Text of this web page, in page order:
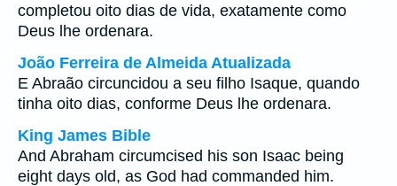
completou oito dias de vida, exatamente como
Deus lhe ordenara.
João Ferreira de Almeida Atualizada
E Abraão circuncidou a seu filho Isaque, quando
tinha oito dias, conforme Deus lhe ordenara.
King James Bible
And Abraham circumcised his son Isaac being
eight days old, as God had commanded him.